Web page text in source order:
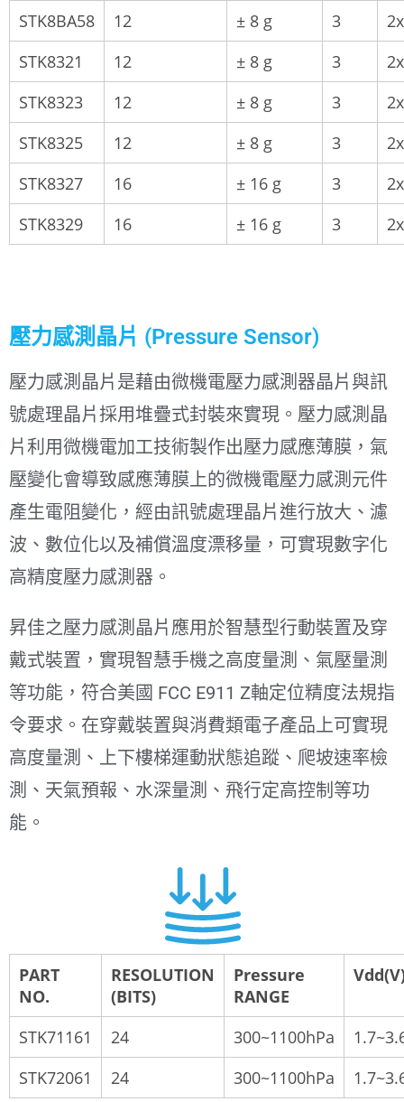
STK8BA58
12 ± 8 g 3
STK8321
12 ± 8 g 3
STK8323
12 ± 8 g 3
STK8325
12 ± 8 g 3
STK8327
16 ± 16 g 3
STK8329
16 ± 16 g 3
壓力感測晶片 (Pressure Sensor)
壓力感測晶片是藉由微機電壓力感測器晶片與訊
號處理晶片採用堆疊式封裝來實現。壓力感測晶
片利用微機電加工技術製作出壓力感應薄膜，氣
壓變化會導致感應薄膜上的微機電壓力感測元件
產生電阻變化，經由訊號處理晶片進行放大、濾
波、數位化以及補償溫度漂移量，可實現數字化
高精度壓力感測器。
昇佳之壓力感測晶片應用於智慧型行動裝置及穿
戴式裝置，實現智慧手機之高度量測、氣壓量測
等功能，符合美國 FCC E911 Z軸定位精度法規指
令要求。在穿戴裝置與消費類電子產品上可實現
高度量測、上下樓梯運動狀態追蹤、爬坡速率檢
測、天氣預報、水深量測、飛行定高控制等功
能。
PART
NO.
RESOLUTION
(BITS)
Pressure
RANGE
STK71161 24 300~1100hPa
STK72061
24 300~1100hPa